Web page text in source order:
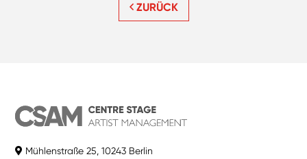
ZURÜCK
Mühlenstraße 25, 10243 Berlin